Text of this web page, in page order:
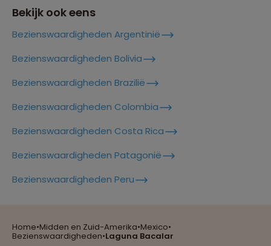
Home•Midden en Zuid-Amerika•Mexico•
Bezienswaardigheden•Laguna Bacalar
Lees meer over Playa Del Carmen
Bekijk ook eens
Bezienswaardigheden Argentinië
Bezienswaardigheden Bolivia
Bezienswaardigheden Brazilië
Bezienswaardigheden Colombia
Bezienswaardigheden Costa Rica
Bezienswaardigheden Patagonië
Bezienswaardigheden Peru
Reizen met oog voor mens, cultuur en milieu
Groepsreizen mét indivuele vrijheid